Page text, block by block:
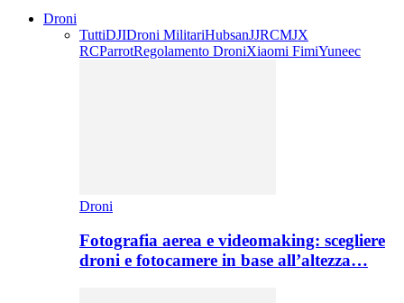
Droni
TuttiDJIDroni MilitariHubsanJJRCMJX
RCParrotRegolamento DroniXiaomi FimiYuneec
Droni
Fotografia aerea e videomaking: scegliere
droni e fotocamere in base all’altezza…